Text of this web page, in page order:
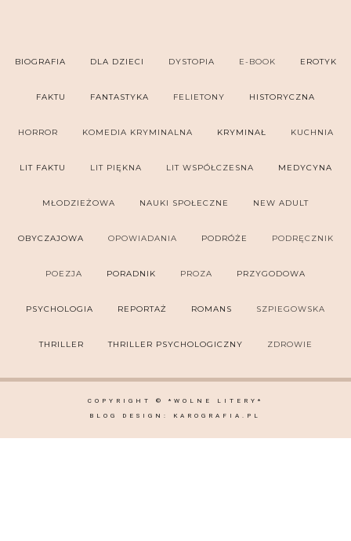
BIOGRAFIA DLA DZIECI DYSTOPIA E-BOOK EROTYK
FAKTU FANTASTYKA FELIETONY HISTORYCZNA
HORROR KOMEDIA KRYMINALNA KRYMINAŁ KUCHNIA
LIT FAKTU LIT PIĘKNA LIT WSPÓŁCZESNA MEDYCYNA
MŁODZIEŻOWA NAUKI SPOŁECZNE NEW ADULT
OBYCZAJOWA OPOWIADANIA PODRÓŻE PODRĘCZNIK
POEZJA PORADNIK PROZA PRZYGODOWA
PSYCHOLOGIA REPORTAŻ ROMANS SZPIEGOWSKA
THRILLER THRILLER PSYCHOLOGICZNY ZDROWIE
COPYRIGHT © *WOLNE LITERY*
BLOG DESIGN: KAROGRAFIA.PL